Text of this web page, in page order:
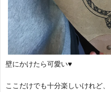
壁にかけたら可愛い♥
ここだけでも十分楽しいけれど、